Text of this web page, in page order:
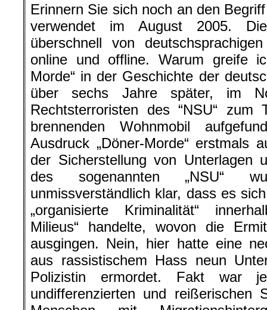
Erinnern Sie sich noch an den
verwendet im August 2005.
überschnell von
online und offline. Warum greife
Morde“ in der Geschichte der
über sechs Jahre später, im
Rechtsterroristen des “NSU“ zum
brennenden Wohnmobil
Ausdruck „Döner-Morde“ erstmals
der Sicherstellung von Unterlagen
des sogenannten „NSU“
unmissverständlich klar, dass es
„organisierte Kriminalität“
Milieus“ handelte, wovon die
ausgingen. Nein, hier hatte eine
aus rassistischem Hass neun
Polizistin ermordet. Fakt war
undifferenzierten und reißerischen